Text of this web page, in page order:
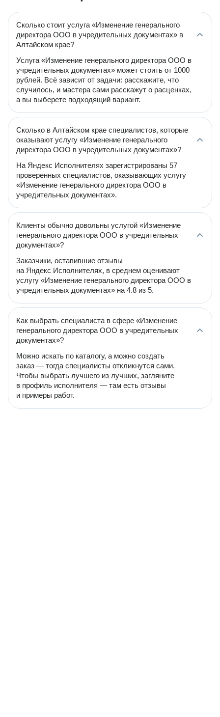
Сколько стоит услуга «Изменение генерального
директора ООО в учредительных документах» в
Алтайском крае?
Услуга «Изменение генерального директора ООО в
учредительных документах» может стоить от 1000
рублей. Всё зависит от задачи: расскажите, что
случилось, и мастера сами расскажут о расценках,
а вы выберете подходящий вариант.
Сколько в Алтайском крае специалистов, которые
оказывают услугу «Изменение генерального
директора ООО в учредительных документах»?
На Яндекс Исполнителях зарегистрированы 57
проверенных специалистов, оказывающих услугу
«Изменение генерального директора ООО в
учредительных документах».
Клиенты обычно довольны услугой «Изменение
генерального директора ООО в учредительных
документах»?
Заказчики, оставившие отзывы
на Яндекс Исполнителях, в среднем оценивают
услугу «Изменение генерального директора ООО в
учредительных документах» на 4.8 из 5.
Как выбрать специалиста в сфере «Изменение
генерального директора ООО в учредительных
документах»?
Можно искать по каталогу, а можно создать
заказ — тогда специалисты откликнутся сами.
Чтобы выбрать лучшего из лучших, загляните
в профиль исполнителя — там есть отзывы
и примеры работ.